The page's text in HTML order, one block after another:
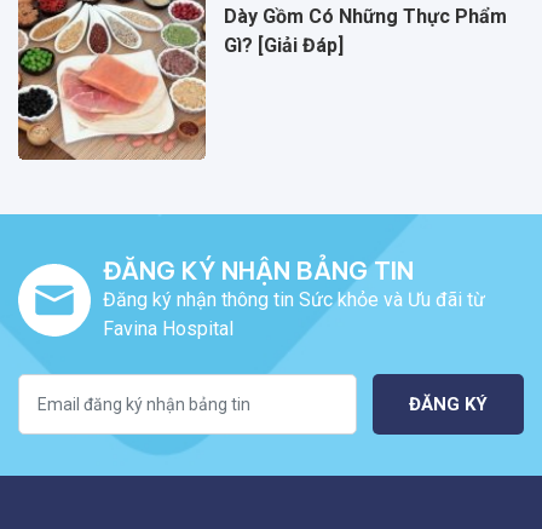
Dày Gồm Có Những Thực Phẩm
Gì? [Giải Đáp]
ĐĂNG KÝ NHẬN BẢNG TIN
Đăng ký nhận thông tin Sức khỏe và Ưu đãi từ
Favina Hospital
ĐĂNG KÝ